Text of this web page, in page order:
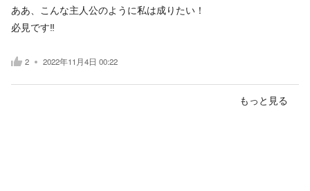
ああ、こんな主人公のように私は成りたい！
必見です‼️
2 2022年11月4日 00:22
もっと見る